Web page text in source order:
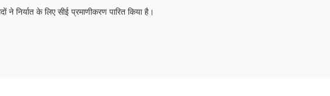
निर्यात के लिए सीई प्रमाणीकरण पारित किया है।